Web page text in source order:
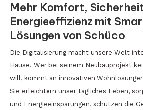
Mehr Komfort,
Energieeffizienz mit
Lösungen von Schüco
Die Digitalisierung macht unsere Welt
Hause. Wer bei seinem Neubauprojekt
will, kommt an innovativen
Sie erleichtern unser tägliches Leben,
und Energieeinsparungen, schützen die